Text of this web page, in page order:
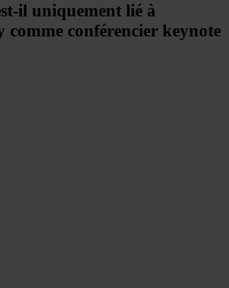
il uniquement lié à
comme conférencier keynote